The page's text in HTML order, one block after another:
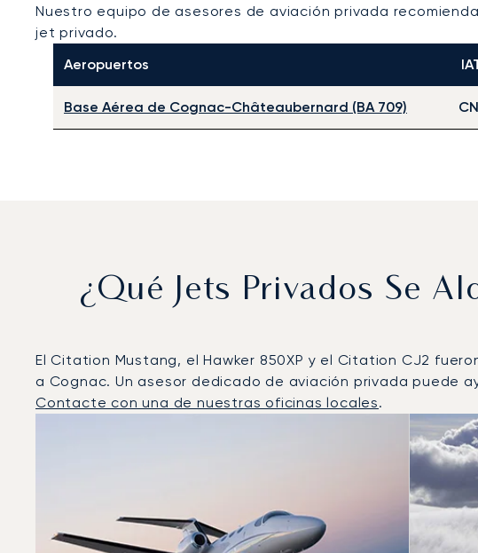
Nuestro equipo de asesores de aviación privada
jet privado.
Aeropuertos
Base Aérea de Cognac-Châteaubernard (BA 709)
¿Qué Jets Privados Se
El Citation Mustang, el Hawker 850XP y el Citation CJ2
a Cognac. Un asesor dedicado de aviación privada puede
Contacte con una de nuestras oficinas locales.
Cognac : Los 3 modelos de aeronave más operados por número
Autonomía (km)